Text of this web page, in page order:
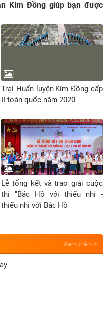
Kim Đồng giúp bạn được
Trại Huấn luyện Kim Đồng cấp
II toàn quốc năm 2020
Lễ tổng kết và trao giải cuộc
thi "Bác Hồ với thiếu nhi -
thiếu nhi với Bác Hồ"
Xem thêm